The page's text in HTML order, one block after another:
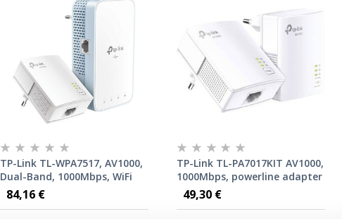
TP-Link TL-WPA7517, AV1000,
Dual-Band, 1000Mbps, WiFi
powerline adapter kit
84,16 €
TP-Link TL-PA7017KIT AV1000,
1000Mbps, powerline adapter
Starter Kit
49,30 €